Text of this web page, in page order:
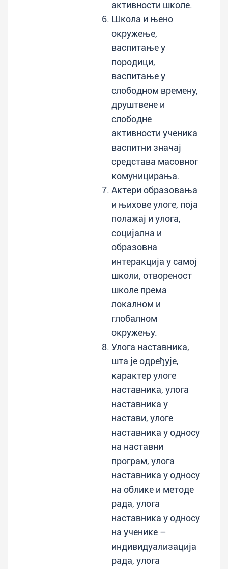
активности школе.
Школа и њено
окружење,
васпитање у
породици,
васпитање у
слободном времену,
друштвене и
слободне
активности ученика
васпитни значај
средстава масовног
комуницирања.
Актери образовања
и њихове улоге, поја
полажај и улога,
социјална и
образовна
интеракција у самој
школи, отвореност
школе према
локалном и
глобалном
окружењу.
Улога наставника,
шта је одређује,
карактер улоге
наставника, улога
наставника у
настави, улоге
наставника у односу
на наставни
програм, улога
наставника у односу
на облике и методе
рада, улога
наставника у односу
на ученике –
индивидуализација
рада, улога